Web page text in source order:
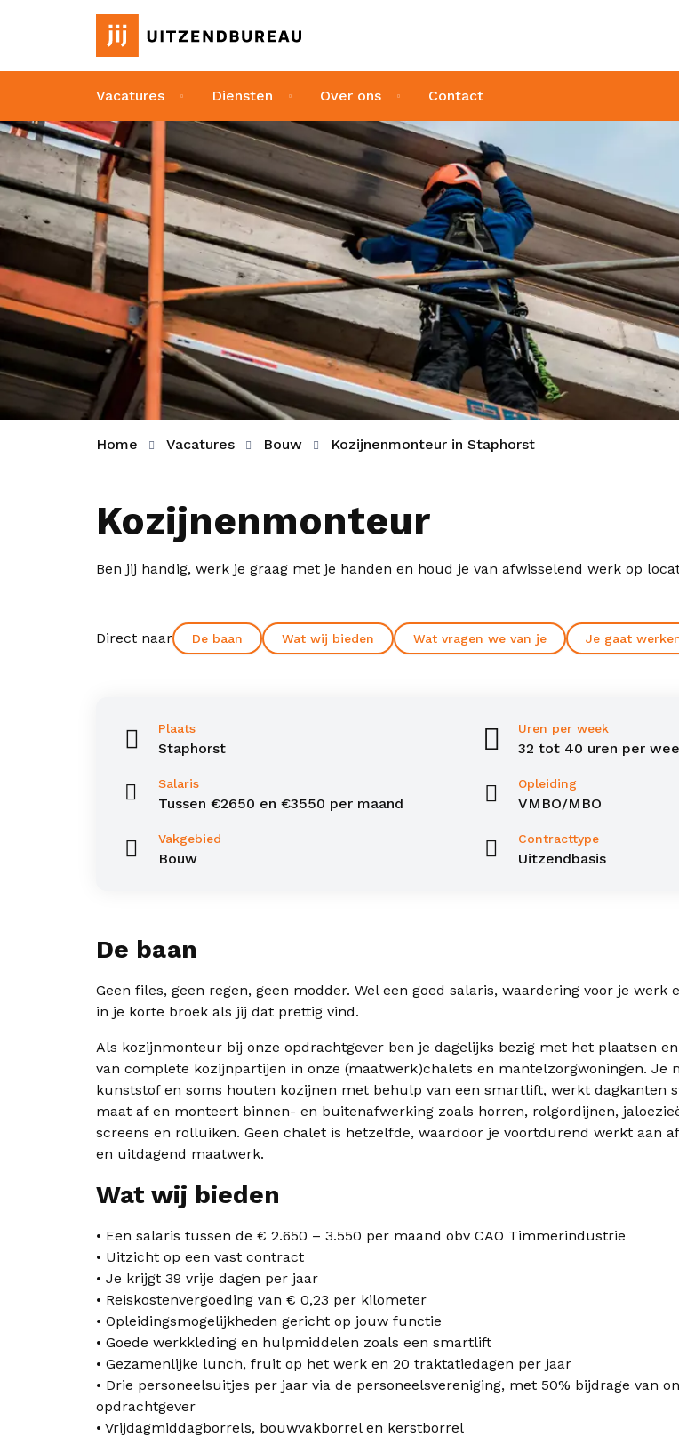
Vacatures Diensten Over ons Contact
Home Vacatures Bouw Kozijnenmonteur in Staphorst
Kozijnenmonteur
Ben jij handig, werk je graag met je handen en houd je van afwisselend werk op
Direct naar De baan Wat wij bieden Wat vragen we van je Je gaat
Plaats
Staphorst
Uren per week
32 tot 40 uren per
Salaris
Tussen €2650 en €3550 per maand
Opleiding
VMBO/MBO
Vakgebied
Bouw
Contracttype
Uitzendbasis
De baan
Geen files, geen regen, geen modder. Wel een goed salaris, waardering voor je werk
in je korte broek als jij dat prettig vind.
Als kozijnmonteur bij onze opdrachtgever ben je dagelijks bezig met het plaatsen
van complete kozijnpartijen in onze (maatwerk)chalets en mantelzorgwoningen. Je
kunststof en soms houten kozijnen met behulp van een smartlift, werkt dagkanten
maat af en monteert binnen- en buitenafwerking zoals horren, rolgordijnen,
screens en rolluiken. Geen chalet is hetzelfde, waardoor je voortdurend werkt aan
en uitdagend maatwerk.
Wat wij bieden
• Een salaris tussen de € 2.650 – 3.550 per maand obv CAO Timmerindustrie
• Uitzicht op een vast contract
• Je krijgt 39 vrije dagen per jaar
• Reiskostenvergoeding van € 0,23 per kilometer
• Opleidingsmogelijkheden gericht op jouw functie
• Goede werkkleding en hulpmiddelen zoals een smartlift
• Gezamenlijke lunch, fruit op het werk en 20 traktatiedagen per jaar
• Drie personeelsuitjes per jaar via de personeelsvereniging, met 50% bijdrage van
opdrachtgever
• Vrijdagmiddagborrels, bouwvakborrel en kerstborrel